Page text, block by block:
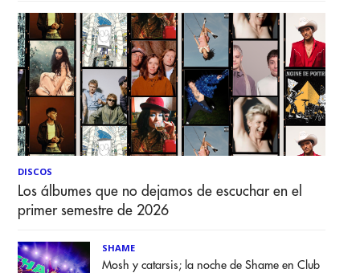
DISCOS
Los álbumes que no dejamos de escuchar en el
primer semestre de 2026
SHAME
Mosh y catarsis; la noche de Shame en Club